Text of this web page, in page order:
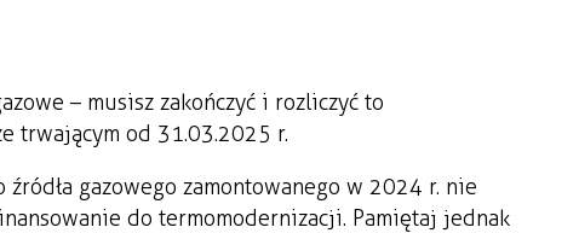
– musisz zakończyć i rozliczyć to
trwającym od 31.03.2025 r.
gazowego zamontowanego w 2024 r. nie
do termomodernizacji. Pamiętaj jednak